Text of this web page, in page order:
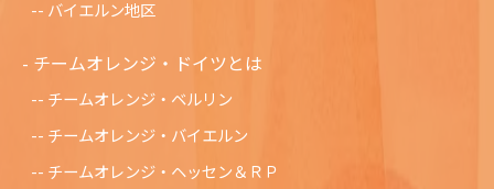
バイエルン地区
チームオレンジ・ドイツとは
チームオレンジ・ベルリン
チームオレンジ・バイエルン
チームオレンジ・ヘッセン＆ＲＰ